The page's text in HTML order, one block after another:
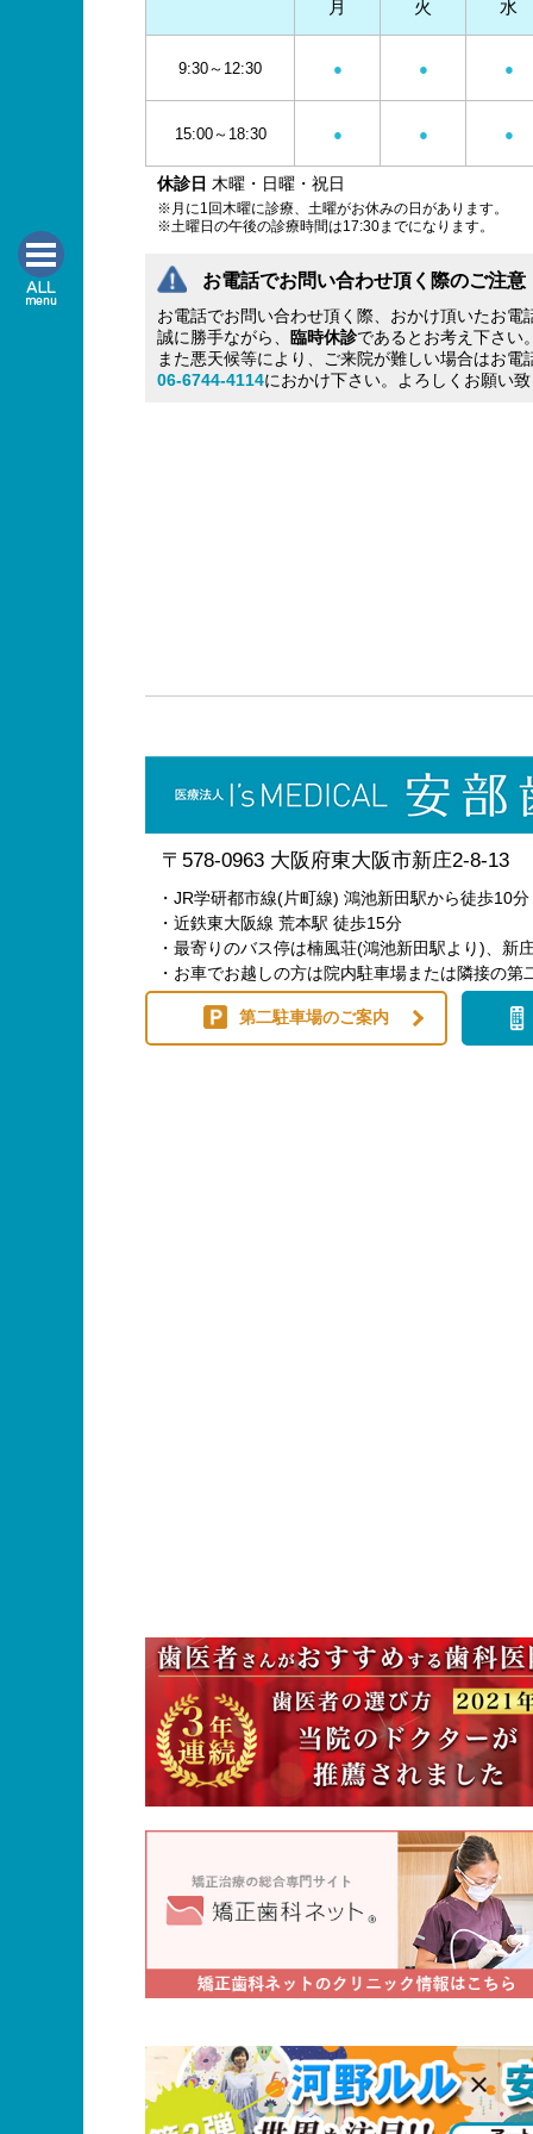
休診日 木曜・日曜・祝日
※月に1回木曜に診療、土曜がお休みの日があります。
※土曜日の午後の診療時間は17:30までになります。
月 火 水
9:30～12:30 ● ● ●
15:00～18:30 ● ● ●
お電話でお問い合わせ頂く際のご注意
お電話でお問い合わせ頂く際、おかけ頂いたお電
誠に勝手ながら、 臨時休診であるとお考え下さい
また悪天候等により、ご来院が難しい場合はお
06-6744-4114におかけ下さい。よろしくお願い
〒578-0963 大阪府東大阪市新庄2-8-13
・JR学研都市線(片町線) 鴻池新田駅から徒歩10分
・近鉄東大阪線 荒本駅 徒歩15分
・最寄りのバス停は楠風荘(鴻池新田駅より)、新
・お車でお越しの方は院内駐車場または隣接の
第二駐車場のご案内